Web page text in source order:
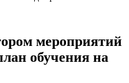
мероприятий
обучения на